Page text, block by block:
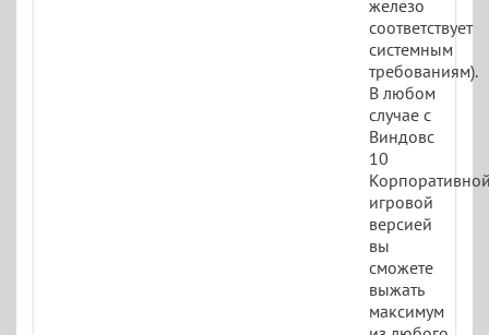
железо
соответствует
системным
требованиям).
В любом
случае с
Виндовс
10
игровой
версией
вы
сможете
выжать
максимум